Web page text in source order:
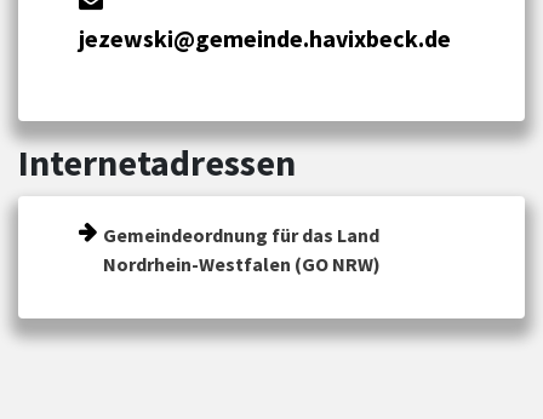
jezewski@gemeinde.havixbeck.de
Internetadressen
Gemeindeordnung für das Land
Nordrhein-Westfalen (GO NRW)